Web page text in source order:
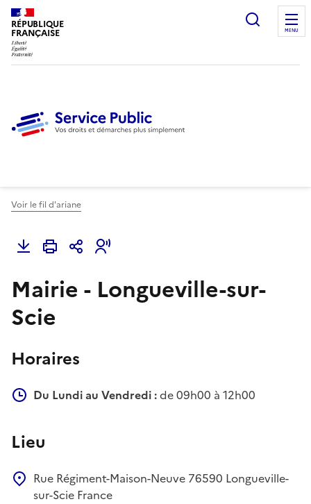
RÉPUBLIQUE
FRANÇAISE
Ouvrir
MENU
Voir le fil d'ariane
Mairie - Longueville-sur-
Scie
Horaires
Du Lundi au Vendredi :de 09h00 à 12h00
Lieu
Rue Régiment-Maison-Neuve 76590 Longueville-
sur-Scie France